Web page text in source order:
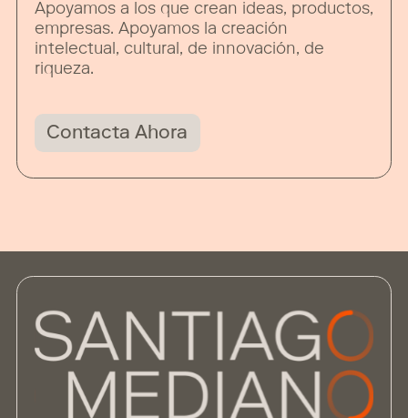
Apoyamos a los que crean ideas, productos,
empresas. Apoyamos la creación
intelectual, cultural, de innovación, de
riqueza.
Contacta Ahora